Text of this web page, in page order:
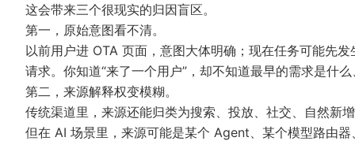
这会带来三个很现实的归因盲区。
第一，原始意图看不清。
以前用户进 OTA 页面，意图大体明确；现在任务可能先
请求。你知道“来了一个用户”，却不知道最早的需求是什
第二，来源解释权变模糊。
传统渠道里，来源还能归类为搜索、投放、社交、自然新
但在 AI 场景里，来源可能是某个 Agent、某个模型路由